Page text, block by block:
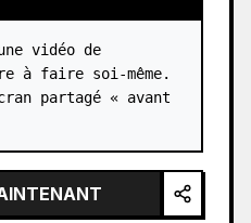
vidéo de
à faire soi-même.
partagé « avant